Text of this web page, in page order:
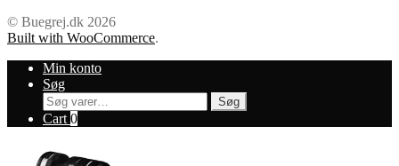
© Buegrej.dk 2026
Built with WooCommerce.
Min konto
Søg
Søg
efter:
Søg
Cart 0